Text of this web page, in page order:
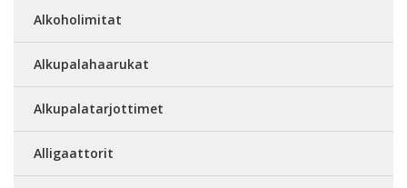
Alkoholimitat
Alkupalahaarukat
Alkupalatarjottimet
Alligaattorit